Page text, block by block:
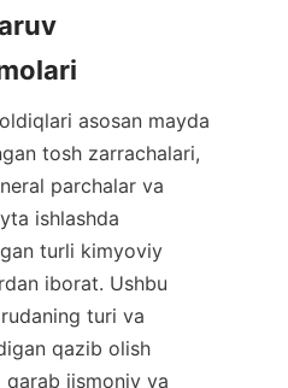
asosan mayda
tosh zarrachalari,
parchalar va
ishlashda
turli kimyoviy
iborat. Ushbu
turi va
qazib olish
qarab jismoniy va